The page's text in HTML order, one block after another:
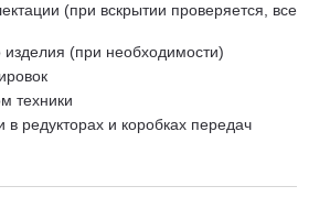
(при вскрытии проверяется, все
изделия (при необходимости)
техники
в редукторах и коробках передач